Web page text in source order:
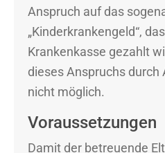
Anspruch auf das
„Kinderkrankengeld“,
Krankenkasse gezahlt
dieses Anspruchs
nicht möglich.
Voraussetzungen
Damit der betreuende